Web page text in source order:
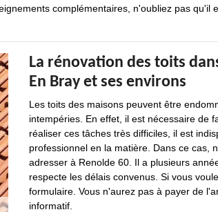
complémentaires, n'oubliez pas qu'il
La rénovation des toits
En Bray et ses environs
Les toits des maisons peuvent être
intempéries. En effet, il est nécessaire de
réaliser ces tâches très difficiles, il est
professionnel en la matière. Dans ce cas,
adresser à Renolde 60. Il a plusieurs
respecte les délais convenus. Si vous
formulaire. Vous n'aurez pas à payer de
informatif.